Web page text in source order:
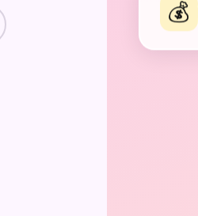
💰